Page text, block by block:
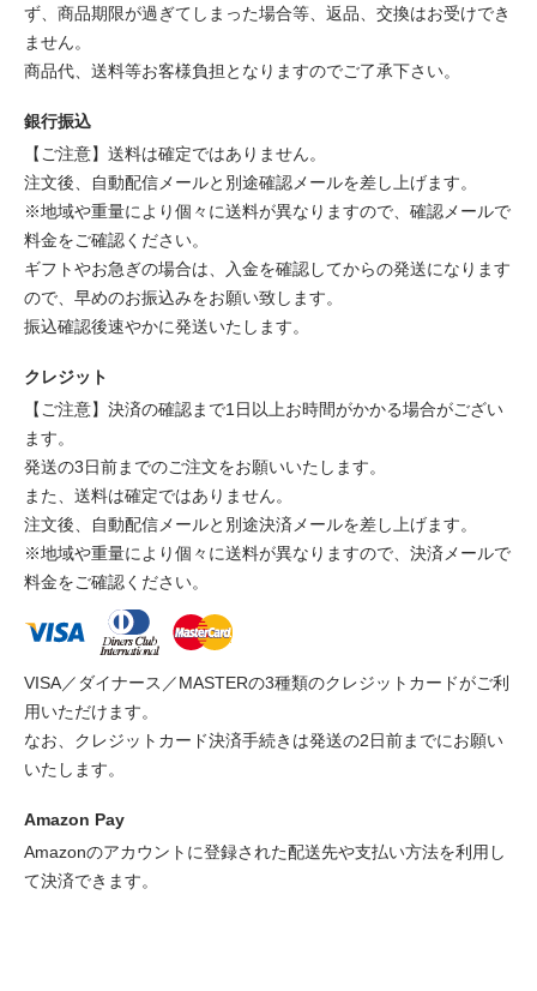
ず、商品期限が過ぎてしまった場合等、返品、交換はお受けでき
ません。
商品代、送料等お客様負担となりますのでご了承下さい。
銀行振込
【ご注意】送料は確定ではありません。
注文後、自動配信メールと別途確認メールを差し上げます。
※地域や重量により個々に送料が異なりますので、確認メールで
料金をご確認ください。
ギフトやお急ぎの場合は、入金を確認してからの発送になります
ので、早めのお振込みをお願い致します。
振込確認後速やかに発送いたします。
クレジット
【ご注意】決済の確認まで1日以上お時間がかかる場合がござい
ます。
発送の3日前までのご注文をお願いいたします。
また、送料は確定ではありません。
注文後、自動配信メールと別途決済メールを差し上げます。
※地域や重量により個々に送料が異なりますので、決済メールで
料金をご確認ください。
VISA／ダイナース／MASTERの3種類のクレジットカードがご利
用いただけます。
なお、クレジットカード決済手続きは発送の2日前までにお願い
いたします。
Amazon Pay
Amazonのアカウントに登録された配送先や支払い方法を利用し
て決済できます。